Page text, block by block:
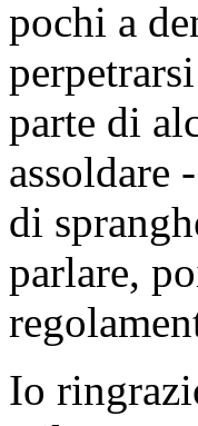
pochi a
parte di
assoldare
di
parlare,
Io